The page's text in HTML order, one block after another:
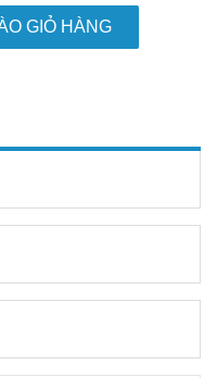
GIỎ HÀNG